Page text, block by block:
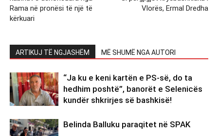
Rama në pronësi të një të
kërkuari
Vlorës, Ermal Dredha
ARTIKUJ TË NGJASHËM MË SHUMË NGA AUTORI
“Ja ku e keni kartën e PS-së, do ta
hedhim poshtë”, banorët e Selenicës
kundër shkrirjes së bashkisë!
Belinda Balluku paraqitet në SPAK